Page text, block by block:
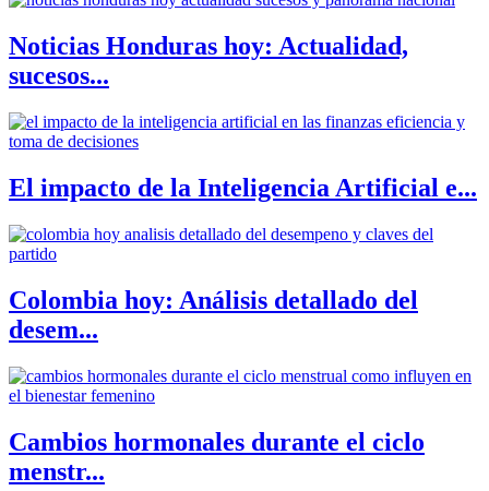
Noticias Honduras hoy: Actualidad,
sucesos...
El impacto de la Inteligencia Artificial e...
Colombia hoy: Análisis detallado del
desem...
Cambios hormonales durante el ciclo
menstr...